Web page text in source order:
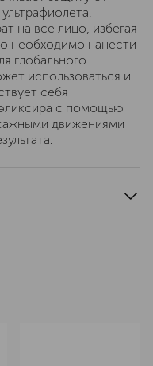
на все лицо, избегая
необходимо нанести
глобального
использоваться и
себя
с помощью
движениями